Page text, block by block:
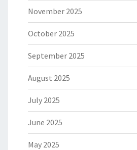
November 2025
October 2025
September 2025
August 2025
July 2025
June 2025
May 2025